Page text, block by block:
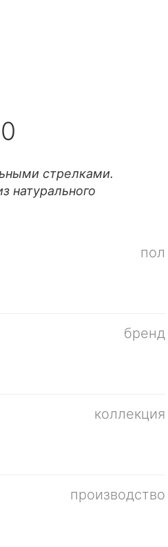
стрелками.
натурального
пол
бренд
коллекция
производство